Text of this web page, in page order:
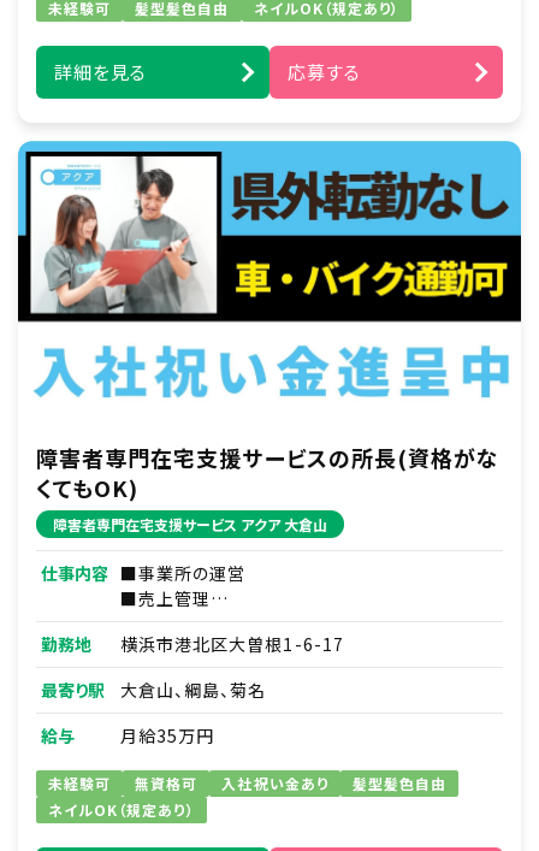
未経験可 髪型髪色自由 ネイルOK（規定あり）
詳細を見る 応募する
障害者専門在宅支援サービスの所長(資格がな
くてもOK)
障害者専門在宅支援サービス アクア 大倉山
仕事内容 ■事業所の運営
■売上管理
■人材育成／スタッフマネジメント
■事務作業（シフト作成等）
■利用者さま本人やご家族さまとの連絡・調整
■訪問介護実務
※家事支援・移動支援・身体介護支援
※バイク移動
勤務地
横浜市港北区大曽根1-6-17
最寄り駅
大倉山、綱島、菊名
給与
月給35万円
未経験可 無資格可 入社祝い金あり
髪型髪色自由
ネイルOK（規定あり）